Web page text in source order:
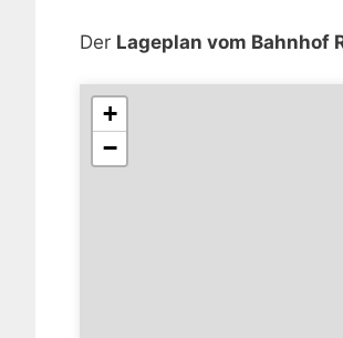
Der Lageplan vom Bahnhof
+
−